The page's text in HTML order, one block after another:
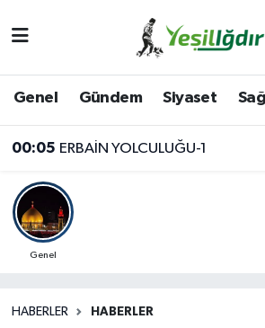
Genel Gündem Siyaset
00:05 ERBAİN YOLCULUĞU-1
Genel
HABERLER HABERLER
Iğdır Trafik Yoğunluk Haritası
Süper Lig Puan Durumu ve